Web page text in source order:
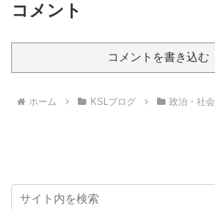
コメント
コメントを書き込む
ホーム KSLブログ 政治・社会